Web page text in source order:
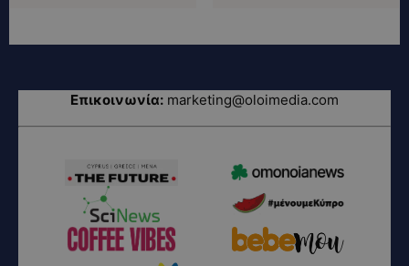
Επικοινωνία: marketing@oloimedia.com